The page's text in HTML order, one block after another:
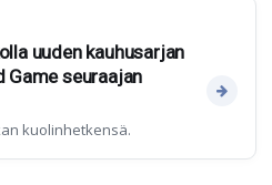
uuden kauhusarjan
Game seuraajan
kuolinhetkensä.